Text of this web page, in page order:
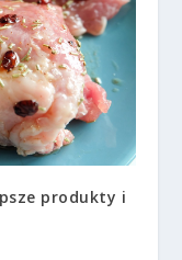
produkty i